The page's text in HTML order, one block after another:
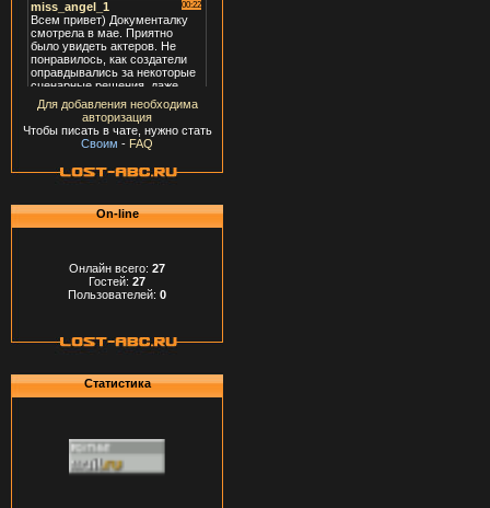
Для добавления необходима
авторизация
Чтобы писать в чате, нужно стать
Своим - FAQ
On-line
Онлайн всего: 27
Гостей: 27
Пользователей: 0
Статистика